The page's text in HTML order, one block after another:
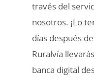
través del
nosotros. ¡Lo
días después
Ruralvía
banca digital